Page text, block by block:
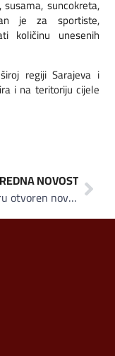
suncokreta,
je za sportiste,
količinu unesenih
regiji Sarajeva i
i na teritoriju cijele
NOVOST
U Butmiru otvoren novi Hoše market